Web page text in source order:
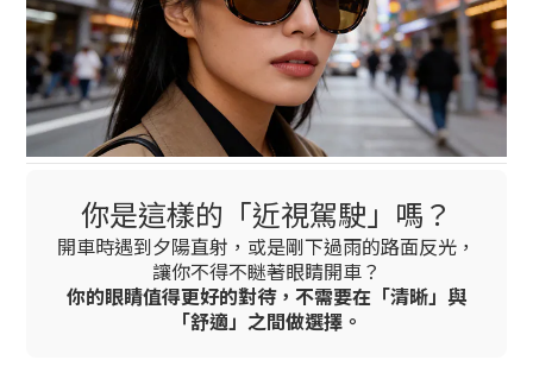
你是這樣的「近視駕駛」嗎？
開車時遇到夕陽直射，或是剛下過雨的路面反光，
讓你不得不瞇著眼睛開車？
你的眼睛值得更好的對待，不需要在「清晰」與
「舒適」之間做選擇。